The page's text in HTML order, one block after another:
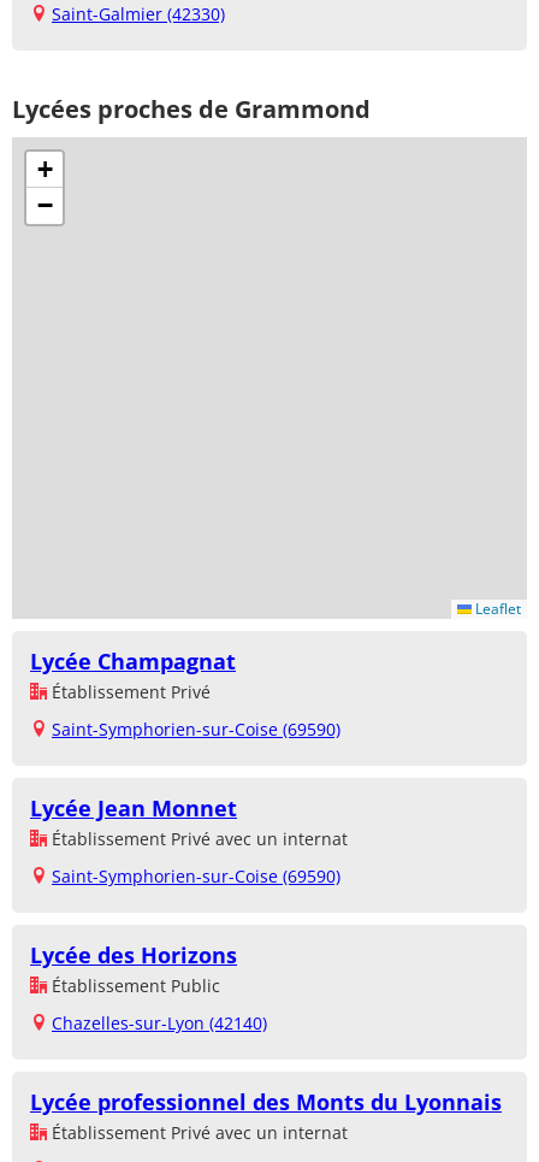
Saint-Galmier (42330)
Lycées proches de Grammond
+
−
Leaflet
Lycée Champagnat
Établissement Privé
Saint-Symphorien-sur-Coise (69590)
Lycée Jean Monnet
Établissement Privé avec un internat
Saint-Symphorien-sur-Coise (69590)
Lycée des Horizons
Établissement Public
Chazelles-sur-Lyon (42140)
Lycée professionnel des Monts du Lyonnais
Établissement Privé avec un internat